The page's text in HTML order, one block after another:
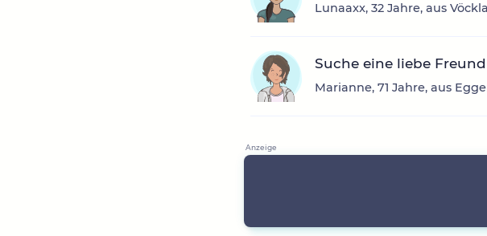
Lunaaxx, 32 Jahre, aus
Suche eine liebe
Marianne, 71 Jahre, aus